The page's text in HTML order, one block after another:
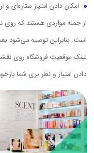
امکان دادن امتیاز ستاره‌ای و
از جمله مواردی هستند که روی
است. بنابراین توصیه می‌شود
لینک موقعیت فروشگاه روی نقشه
دادن امتیاز و نظر بری شما